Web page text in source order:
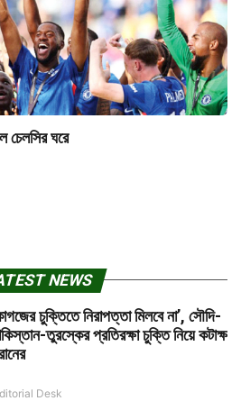
চেলসির ঘরে
NEWS
চুক্তিতে নিরাপত্তা মিলবে না’, সৌদি-
তুরস্কের প্রতিরক্ষা চুক্তি নিয়ে কটাক্ষ
Desk